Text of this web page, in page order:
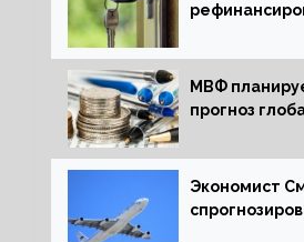
МВФ
прогноз
следующем
Экономист